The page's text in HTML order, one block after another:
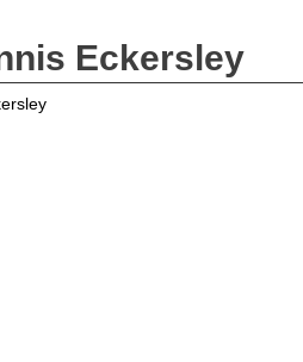
Eckersley